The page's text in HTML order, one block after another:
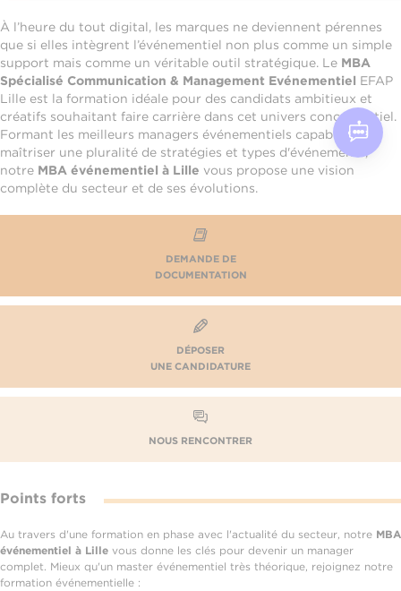
À l’heure du tout digital, les marques ne deviennent pérennes
que si elles intègrent l’événementiel non plus comme un simple
support mais comme un véritable outil stratégique. Le MBA
Spécialisé Communication & Management Evénementiel EFAP
Lille est la formation idéale pour des candidats ambitieux et
créatifs souhaitant faire carrière dans cet univers concurrentiel.
Formant les meilleurs managers événementiels capables de
maîtriser une pluralité de stratégies et types d'événements,
notre MBA événementiel à Lille vous propose une vision
complète du secteur et de ses évolutions.
DEMANDE DE
DOCUMENTATION
DÉPOSER
UNE CANDIDATURE
NOUS RENCONTRER
Points forts
Au travers d'une formation en phase avec l'actualité du secteur, notre MBA
événementiel à Lille vous donne les clés pour devenir un manager
complet. Mieux qu'un master événementiel très théorique, rejoignez notre
formation événementielle :